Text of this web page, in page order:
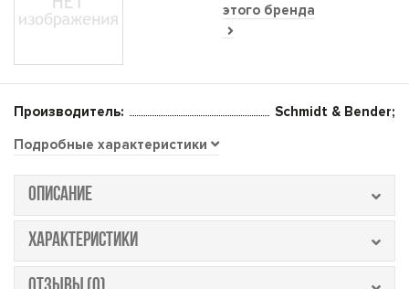
этого бренда
Производитель:
Schmidt & Bender;
Подробные характеристики
ОПИСАНИЕ
ХАРАКТЕРИСТИКИ